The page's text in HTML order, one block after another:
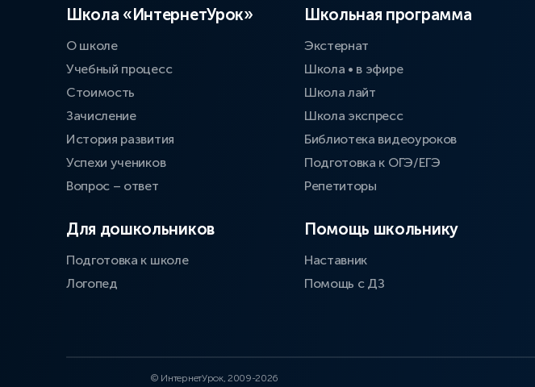
Школа «ИнтернетУрок»
О школе
Учебный процесс
Стоимость
Зачисление
История развития
Успехи учеников
Вопрос – ответ
Для дошкольников
Подготовка к школе
Логопед
Школьная программа
Экстернат
Школа • в эфире
Школа лайт
Школа экспресс
Библиотека видеоуроков
Подготовка к ОГЭ/ЕГЭ
Репетиторы
Помощь школьнику
Наставник
Помощь с ДЗ
© ИнтернетУрок, 2009-2026